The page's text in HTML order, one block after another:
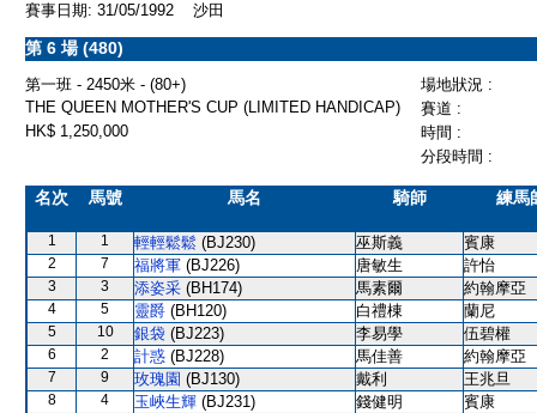
賽事日期: 31/05/1992 沙田
第 6 場 (480)
第一班 - 2450米 - (80+)
場地狀況 :
THE QUEEN MOTHER'S CUP (LIMITED HANDICAP)
賽道 :
HK$ 1,250,000
時間 :
分段時間 :
名次 馬號 馬名 騎師 練馬
1 1 輕輕鬆鬆 (BJ230) 巫斯義 賓康
2 7 福將軍 (BJ226) 唐敏生 許怡
3 3 添姿采 (BH174) 馬素爾 約翰摩亞
4 5 靈爵 (BH120) 白禮棟 蘭尼
5 10 銀袋 (BJ223) 李易學 伍碧權
6 2 計惑 (BJ228) 馬佳善 約翰摩亞
7 9 玫瑰園 (BJ130) 戴利 王兆旦
8 4 玉峽生輝 (BJ231) 錢健明 賓康